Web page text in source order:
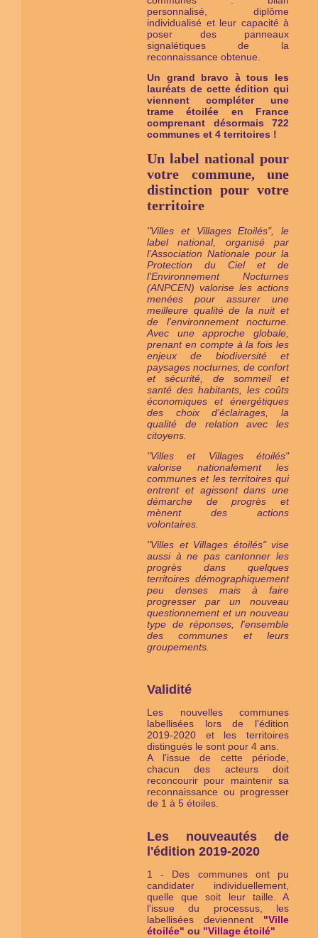
personnalisé, diplôme
individualisé et leur capacité à
poser des panneaux
signalétiques de la
reconnaissance obtenue.
Un grand bravo à tous les
lauréats de cette édition qui
viennent compléter une
trame étoilée en France
comprenant désormais 722
communes et 4 territoires !
Un label national pour
votre commune, une
distinction pour votre
territoire
"Villes et Villages Etoilés", le
label national, organisé par
l'Association Nationale pour la
Protection du Ciel et de
l'Environnement Nocturnes
(ANPCEN) valorise les actions
menées pour assurer une
meilleure qualité de la nuit et
de l'environnement nocturne.
Avec une approche globale,
prenant en compte à la fois les
enjeux de biodiversité et
paysages nocturnes, de confort
et sécurité, de sommeil et
santé des habitants, les coûts
économiques et énergétiques
des choix d'éclairages, la
qualité de relation avec les
citoyens.
"Villes et Villages étoilés"
valorise nationalement les
communes et les territoires qui
entrent et agissent dans une
démarche de progrès et
mènent des actions
volontaires.
"Villes et Villages étoilés" vise
aussi à ne pas cantonner les
progrès dans quelques
territoires démographiquement
peu denses mais à faire
progresser par un nouveau
questionnement et un nouveau
type de réponses, l'ensemble
des communes et leurs
groupements.
Validité
Les nouvelles communes
labellisées lors de l'édition
2019-2020 et les territoires
distingués le sont pour 4 ans.
A l'issue de cette période,
chacun des acteurs doit
reconcourir pour maintenir sa
reconnaissance ou progresser
de 1 à 5 étoiles.
Les nouveautés de
l'édition 2019-2020
1 - Des communes ont pu
candidater individuellement,
quelle que soit leur taille. A
l'issue du processus, les
labellisées deviennent "Ville
étoilée" ou "Village étoilé"